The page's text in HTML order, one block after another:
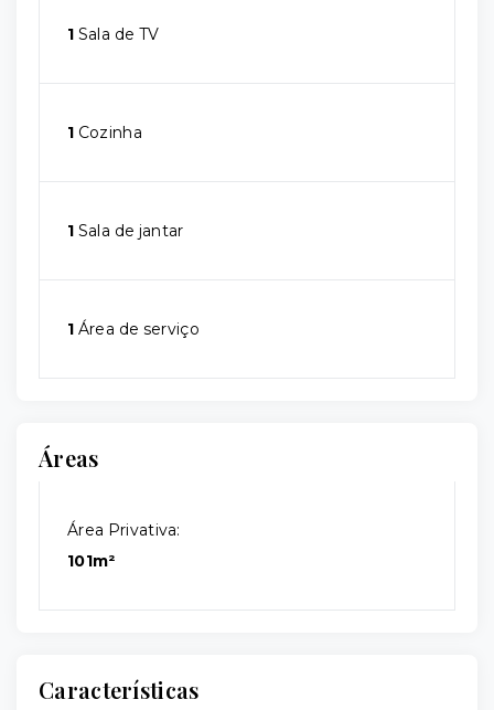
1 Sala de TV
1 Cozinha
1 Sala de jantar
1 Área de serviço
Áreas
Área Privativa:
101m²
Características